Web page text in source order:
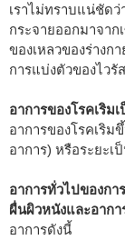
เราไม่ทราบแน่ชัด
กระจายออกมาจาก
ของเหลวของร่างก
การแบ่งตัวของไวรั
อาการของโรคเริม
อาการของโรคเริม
อาการ) หรือระยะเ
อาการทั่วไปของกา
ผื่นผิวหนังและอากา
อาการดังนี้